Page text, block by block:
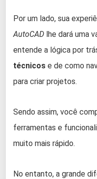
Por um lado, sua
AutoCAD lhe dará uma
entende a lógica por
técnicos e de como
para criar projetos.
Sendo assim, você
ferramentas e
muito mais rápido.
No entanto, a grande